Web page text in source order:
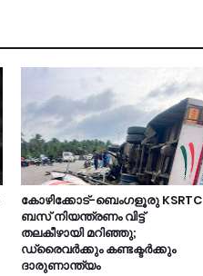
കോഴിക്കോട്-ബെംഗളൂരു KSRTC
ബസ് നിയന്ത്രണം വിട്ട്
തലകീഴായി മറിഞ്ഞു;
ഡ്രൈവർക്കും കണ്ടക്ടർക്കും
ദാരുണാന്ത്യം